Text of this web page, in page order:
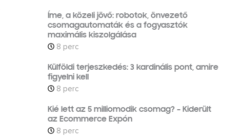
Íme, a közeli jövő: robotok, önvezető
csomagautomaták és a fogyasztók
maximális kiszolgálása
8 perc
Külföldi terjeszkedés: 3 kardinális pont, amire
figyelni kell
8 perc
Kié lett az 5 milliomodik csomag? – Kiderült
az Ecommerce Expón
8 perc